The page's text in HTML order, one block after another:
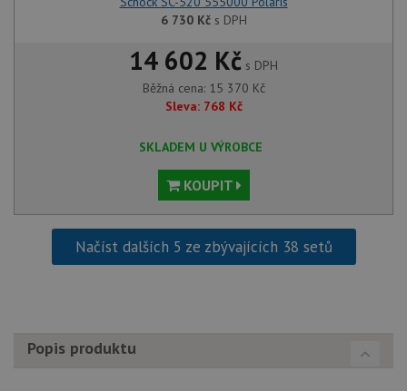
6 730 Kčs DPH
14 602 Kč s DPH
Běžná cena: 15 370 Kč
Sleva: 768 Kč
SKLADEM U VÝROBCE
KOUPIT
Načíst dalších 5 ze zbývajících 38 setů
Popis produktu